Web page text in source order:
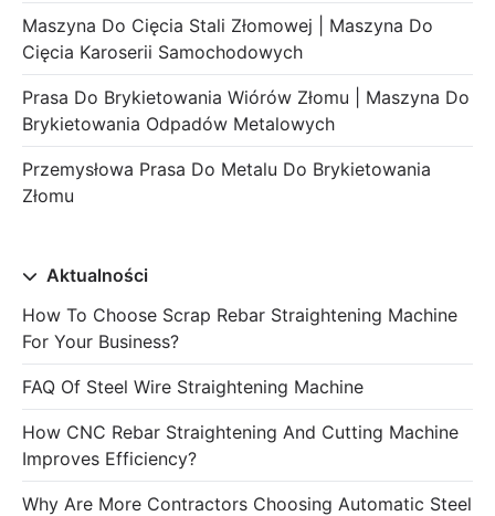
Maszyna Do Cięcia Stali Złomowej | Maszyna Do
Cięcia Karoserii Samochodowych
Prasa Do Brykietowania Wiórów Złomu | Maszyna Do
Brykietowania Odpadów Metalowych
Przemysłowa Prasa Do Metalu Do Brykietowania
Złomu
Aktualności
How To Choose Scrap Rebar Straightening Machine
For Your Business?
FAQ Of Steel Wire Straightening Machine
How CNC Rebar Straightening And Cutting Machine
Improves Efficiency?
Why Are More Contractors Choosing Automatic Steel